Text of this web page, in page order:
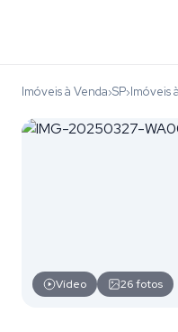
Imóveis à Venda›SP›Imóveis
Vídeo 26fotos